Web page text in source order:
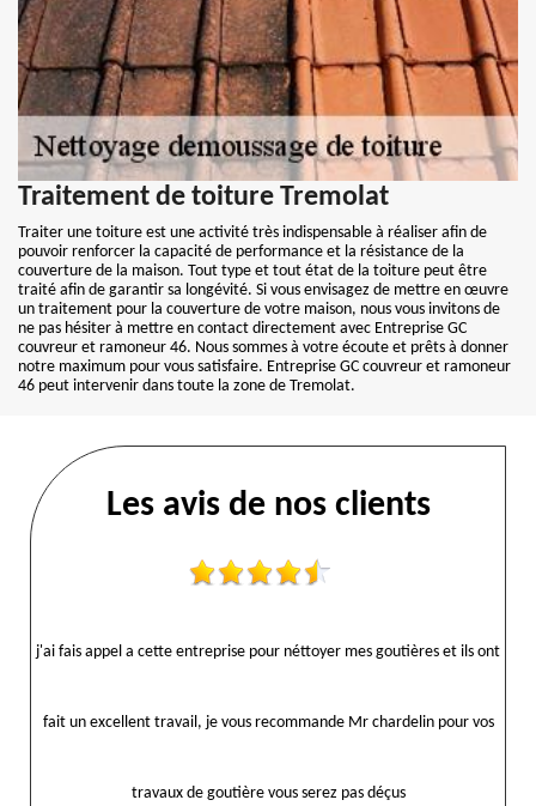
Traitement de toiture Tremolat
Traiter une toiture est une activité très indispensable à réaliser afin de
pouvoir renforcer la capacité de performance et la résistance de la
couverture de la maison. Tout type et tout état de la toiture peut être
traité afin de garantir sa longévité. Si vous envisagez de mettre en œuvre
un traitement pour la couverture de votre maison, nous vous invitons de
ne pas hésiter à mettre en contact directement avec Entreprise GC
couvreur et ramoneur 46. Nous sommes à votre écoute et prêts à donner
notre maximum pour vous satisfaire. Entreprise GC couvreur et ramoneur
46 peut intervenir dans toute la zone de Tremolat.
Les avis de nos clients
j'ai fais appel a cette entreprise pour néttoyer mes goutières et ils ont
fait un excellent travail, je vous recommande Mr chardelin pour vos
travaux de goutière vous serez pas déçus